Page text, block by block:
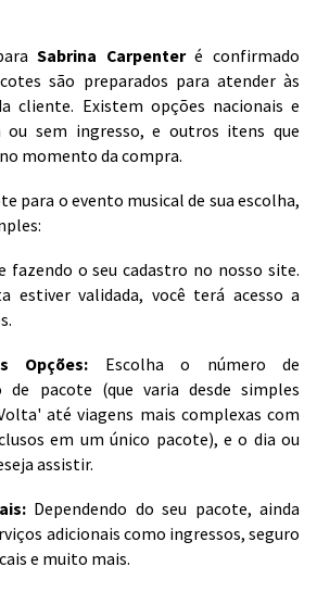
Sabrina Carpenteré confirmado
são preparados para atender às
cliente. Existem opções nacionais e
ou sem ingresso, e outros itens que
momento da compra.
para o evento musical de sua escolha,
fazendo o seu cadastro no nosso site.
estiver validada, você terá acesso a
Opções: Escolha o número de
de pacote (que varia desde simples
até viagens mais complexas com
em um único pacote), e o dia ou
assistir.
Dependendo do seu pacote, ainda
adicionais como ingressos, seguro
e muito mais.